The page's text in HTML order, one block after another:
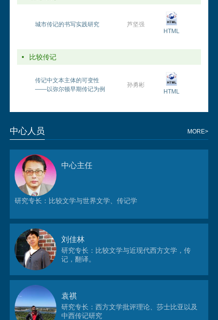
城市传记的书写实践研究
芦坚强
HTML
比较传记
传记中文本主体的可变性
——以弥尔顿早期传记为例
孙勇彬
HTML
中心人员 MORE>
中心主任
研究专长：比较文学与世界文学、传记学
刘佳林
研究专长：比较文学与近现代西方文学，传
记，翻译。
袁祺
研究专长：西方文学批评理论、莎士比亚以及
中西传记研究